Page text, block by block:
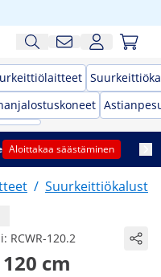
Aloittakaa säästäminen
/
RCWR-120.2
cm